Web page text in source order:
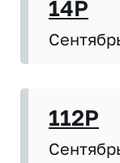
14P
112P